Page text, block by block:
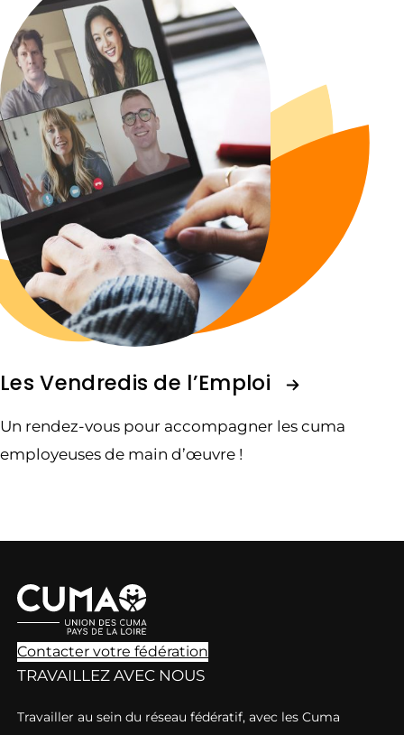
Les Vendredis de l’Emploi
Un rendez-vous pour accompagner les cuma
employeuses de main d’œuvre !
Contacter votre fédération
TRAVAILLEZ AVEC NOUS
Travailler au sein du réseau fédératif, avec les Cuma